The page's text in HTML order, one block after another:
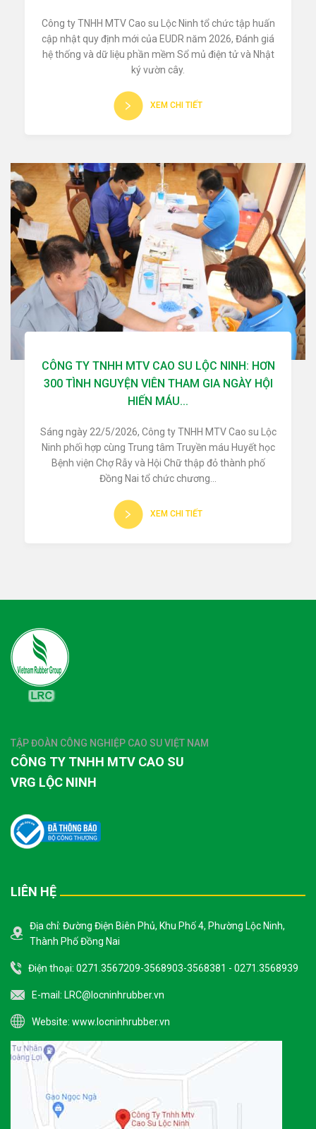
Công ty TNHH MTV Cao su Lộc Ninh tổ chức tập huấn
cập nhật quy định mới của EUDR năm 2026, Đánh giá
hệ thống và dữ liệu phần mềm Sổ mủ điện tử và Nhật
ký vườn cây.
XEM CHI TIẾT
CÔNG TY TNHH MTV CAO SU LỘC NINH: HƠN
300 TÌNH NGUYỆN VIÊN THAM GIA NGÀY HỘI
HIẾN MÁU...
Sáng ngày 22/5/2026, Công ty TNHH MTV Cao su Lộc
Ninh phối hợp cùng Trung tâm Truyền máu Huyết học
Bệnh viện Chợ Rẫy và Hội Chữ thập đỏ thành phố
Đồng Nai tổ chức chương...
XEM CHI TIẾT
TẬP ĐOÀN CÔNG NGHIỆP CAO SU VIỆT NAM
CÔNG TY TNHH MTV CAO SU
VRG LỘC NINH
LIÊN HỆ
Địa chỉ: Đường Điện Biên Phủ, Khu Phố 4, Phường Lộc Ninh,
Thành Phố Đồng Nai
Điện thoại: 0271.3567209-3568903-3568381 - 0271.3568939
E-mail: LRC@locninhrubber.vn
Website: www.locninhrubber.vn